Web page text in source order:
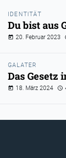
IDENTITÄT
Du bist aus
20. Februar 2023
GALATER
Das Gesetz
18. März 2024